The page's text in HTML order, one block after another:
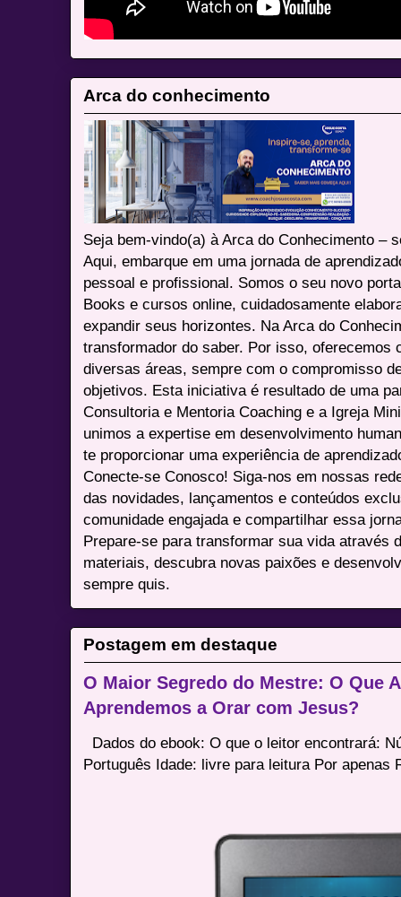
Arca do conhecimento
Seja bem-vindo(a) à Arca do Conhecimento –
Aqui, embarque em uma jornada de
pessoal e profissional. Somos o seu novo
Books e cursos online, cuidadosamente
expandir seus horizontes. Na Arca do
transformador do saber. Por isso, oferecemos
diversas áreas, sempre com o compromisso
objetivos. Esta iniciativa é resultado de uma
Consultoria e Mentoria Coaching e a Igreja
unimos a expertise em desenvolvimento
te proporcionar uma experiência de
Conecte-se Conosco! Siga-nos em nossas
das novidades, lançamentos e conteúdos
comunidade engajada e compartilhar essa
Prepare-se para transformar sua vida através
materiais, descubra novas paixões e
sempre quis.
Postagem em destaque
O Maior Segredo do Mestre: O Que
Aprendemos a Orar com Jesus?
Dados do ebook: O que o leitor encontrará:
Português Idade: livre para leitura Por apenas